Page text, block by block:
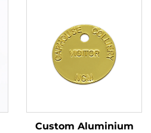
Custom Aluminium